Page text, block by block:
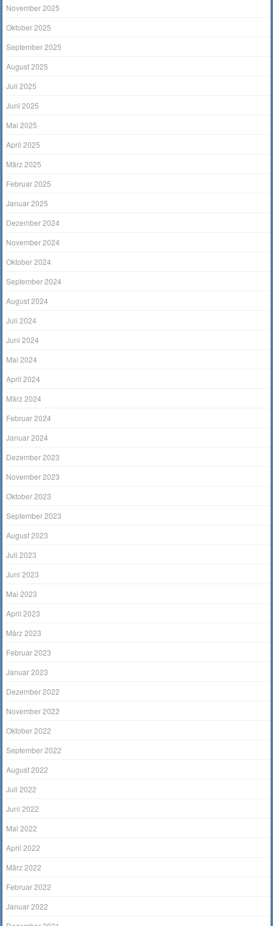
November 2025
Oktober 2025
September 2025
August 2025
Juli 2025
Juni 2025
Mai 2025
April 2025
März 2025
Februar 2025
Januar 2025
Dezember 2024
November 2024
Oktober 2024
September 2024
August 2024
Juli 2024
Juni 2024
Mai 2024
April 2024
März 2024
Februar 2024
Januar 2024
Dezember 2023
November 2023
Oktober 2023
September 2023
August 2023
Juli 2023
Juni 2023
Mai 2023
April 2023
März 2023
Februar 2023
Januar 2023
Dezember 2022
November 2022
Oktober 2022
September 2022
August 2022
Juli 2022
Juni 2022
Mai 2022
April 2022
März 2022
Februar 2022
Januar 2022